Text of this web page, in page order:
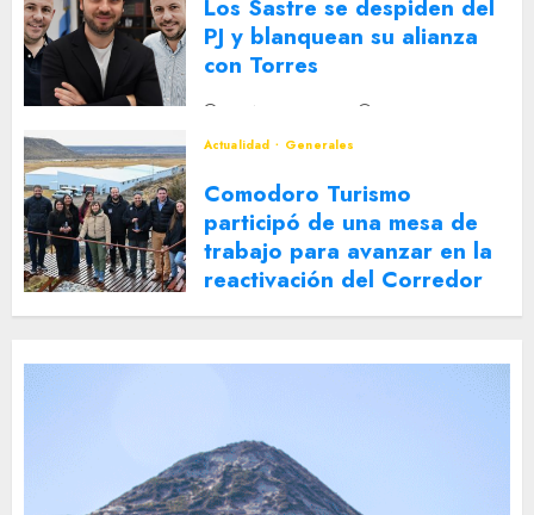
Los Sastre se despiden del
PJ y blanquean su alianza
con Torres
2 DE AGOSTO DE 2026
Actualidad
Generales
Comodoro Turismo
participó de una mesa de
trabajo para avanzar en la
reactivación del Corredor
Turístico Integrado